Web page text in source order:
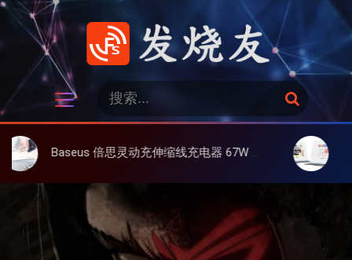
跳
发烧友
：
搜
索
倍思灵动充伸缩线充电器 67W 3C，超耐用可伸缩线、氮化镓、3C多设备同时充 大上 Paperlike